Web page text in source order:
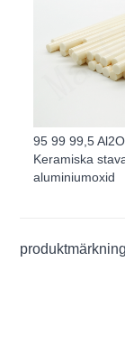
95 99 99,5
Keramiska
aluminiumoxid